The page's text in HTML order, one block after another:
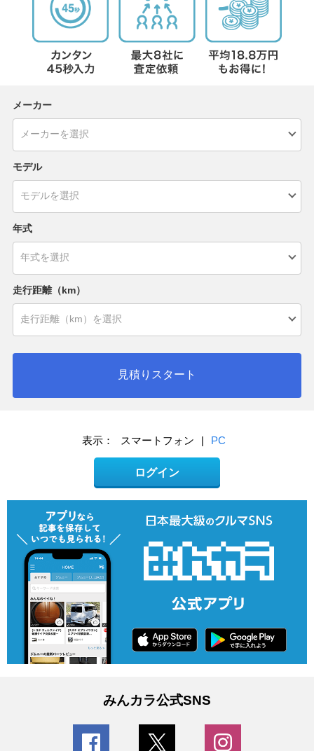
メーカー
モデル
年式
走行距離（km）
見積りスタート
表示： スマートフォン | PC
ログイン
みんカラ公式SNS